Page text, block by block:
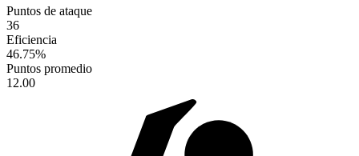
Puntos de ataque
36
Eficiencia
46.75%
Puntos promedio
12.00